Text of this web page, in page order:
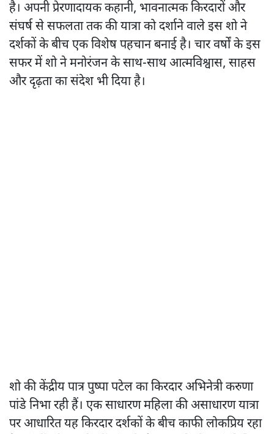
है। अपनी प्रेरणादायक कहानी, भावनात्मक किरदारों और
संघर्ष से सफलता तक की यात्रा को दर्शाने वाले इस शो ने
दर्शकों के बीच एक विशेष पहचान बनाई है। चार वर्षों के इस
सफर में शो ने मनोरंजन के साथ-साथ आत्मविश्वास, साहस
और दृढ़ता का संदेश भी दिया है।
शो की केंद्रीय पात्र पुष्पा पटेल का किरदार अभिनेत्री करुणा
पांडे निभा रही हैं। एक साधारण महिला की असाधारण यात्रा
पर आधारित यह किरदार दर्शकों के बीच काफी लोकप्रिय रहा